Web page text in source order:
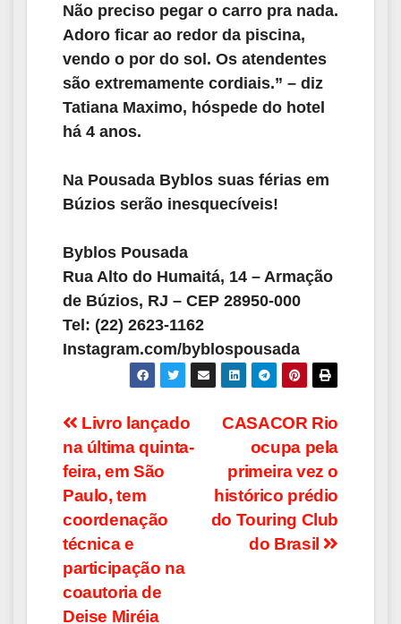
Não preciso pegar o carro pra nada.
Adoro ficar ao redor da piscina,
vendo o por do sol. Os atendentes
são extremamente cordiais.” – diz
Tatiana Maximo, hóspede do hotel
há 4 anos.
Na Pousada Byblos suas férias em
Búzios serão inesquecíveis!
Byblos Pousada
Rua Alto do Humaitá, 14 – Armação
de Búzios, RJ – CEP 28950-000
Tel: (22) 2623-1162
Instagram.com/byblospousada
Navegação
de
Post
CASACOR Rio
ocupa pela
primeira vez o
histórico prédio
do Touring Club
do Brasil
Livro lançado
na última quinta-
feira, em São
Paulo, tem
coordenação
técnica e
participação na
coautoria de
Deise Miréia